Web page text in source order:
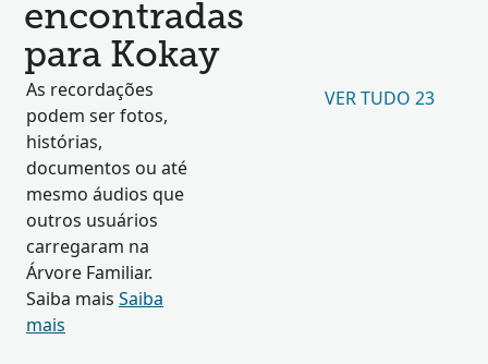
encontradas
para Kokay
As recordações
podem ser fotos,
histórias,
documentos ou até
mesmo áudios que
outros usuários
carregaram na
Árvore Familiar.
Saiba mais Saiba
mais
VER TUDO 23